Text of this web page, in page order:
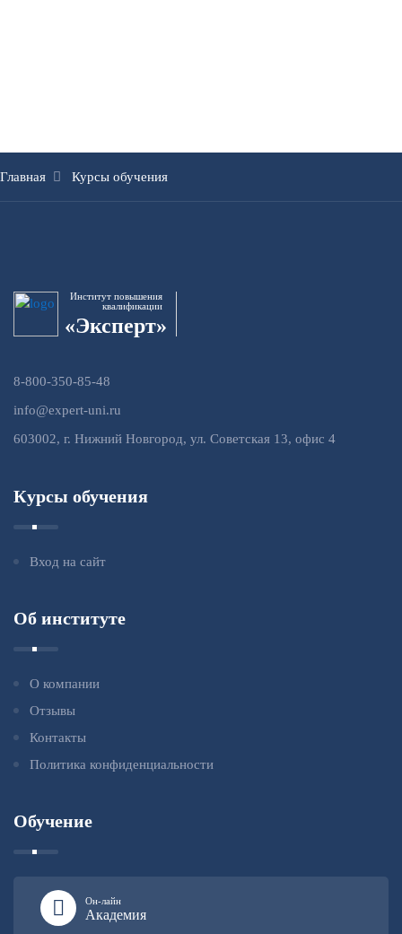
Главная Курсы обучения
Институт повышения
квалификации
«Эксперт»
8-800-350-85-48
info@expert-uni.ru
603002, г. Нижний Новгород, ул. Советская 13, офис 4
Курсы обучения
Вход на сайт
Об институте
О компании
Отзывы
Контакты
Политика конфиденциальности
Обучение
Он-лайн
Академия